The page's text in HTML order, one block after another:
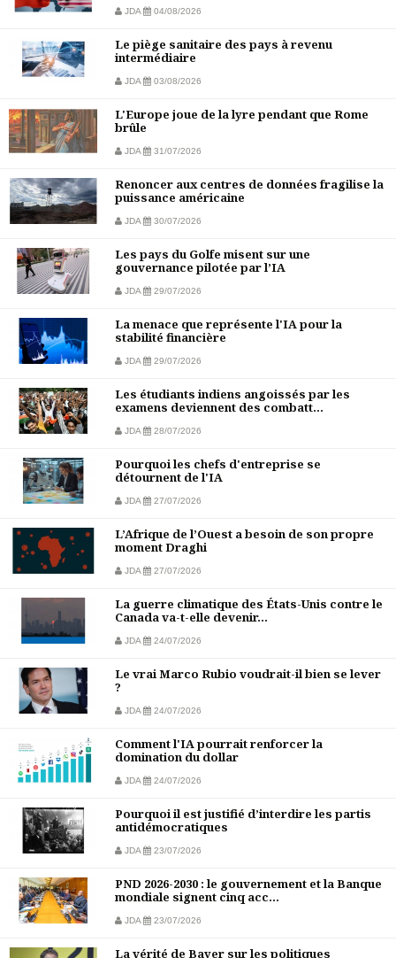
JDA 04/08/2026
Le piège sanitaire des pays à revenu
intermédiaire
JDA 03/08/2026
L'Europe joue de la lyre pendant que Rome
brûle
JDA 31/07/2026
Renoncer aux centres de données fragilise la
puissance américaine
JDA 30/07/2026
Les pays du Golfe misent sur une
gouvernance pilotée par l’IA
JDA 29/07/2026
La menace que représente l'IA pour la
stabilité financière
JDA 29/07/2026
Les étudiants indiens angoissés par les
examens deviennent des combatt...
JDA 28/07/2026
Pourquoi les chefs d'entreprise se
détournent de l'IA
JDA 27/07/2026
L’Afrique de l’Ouest a besoin de son propre
moment Draghi
JDA 27/07/2026
La guerre climatique des États-Unis contre le
Canada va-t-elle devenir...
JDA 24/07/2026
Le vrai Marco Rubio voudrait-il bien se lever
?
JDA 24/07/2026
Comment l'IA pourrait renforcer la
domination du dollar
JDA 24/07/2026
Pourquoi il est justifié d’interdire les partis
antidémocratiques
JDA 23/07/2026
PND 2026-2030 : le gouvernement et la Banque
mondiale signent cinq acc...
JDA 23/07/2026
La vérité de Bayer sur les politiques